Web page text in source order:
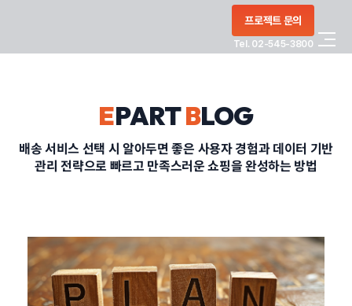
프로젝트 문의
Tel. 02-545-3800
PORTFOLIO
CONTACT
EPARTBLOG
배송 서비스 선택 시 알아두면 좋은 사용자 경험과 데이터 기반
관리 전략으로 빠르고 만족스러운 쇼핑을 완성하는 방법